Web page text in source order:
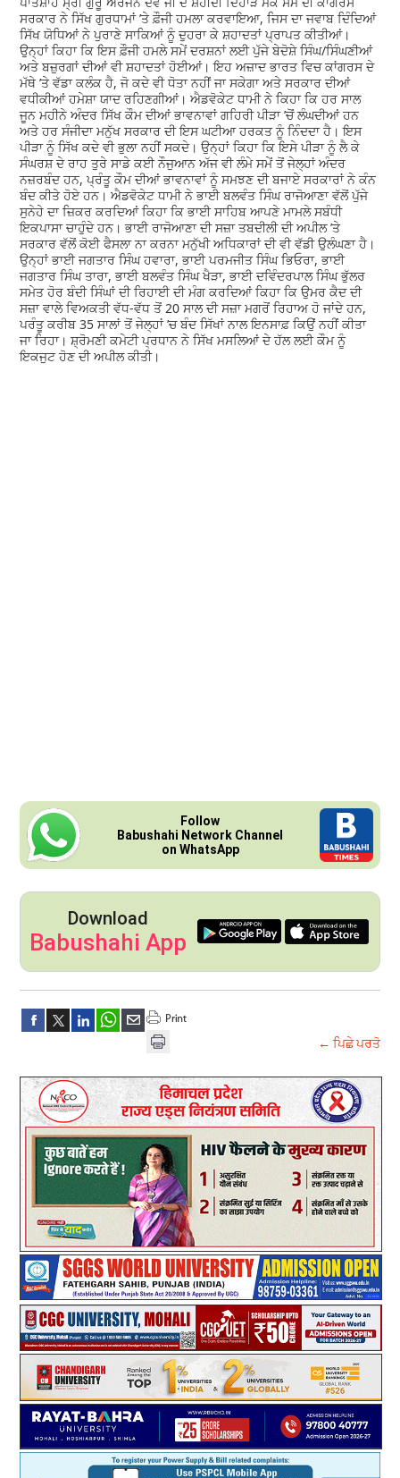
ਸਰਕਾਰ ਨੇ ਸਿੱਖ ਗੁਰਧਾਮਾਂ ’ਤੇ ਫ਼ੌਜੀ ਹਮਲਾ ਕਰਵਾਇਆ, ਜਿਸ ਦਾ ਜਵਾਬ ਦਿੰਦਿਆਂ
ਸਿੱਖ ਯੋਧਿਆਂ ਨੇ ਪੁਰਾਣੇ ਸਾਕਿਆਂ ਨੂੰ ਦੁਹਰਾ ਕੇ ਸ਼ਹਾਦਤਾਂ ਪ੍ਰਾਪਤ ਕੀਤੀਆਂ।
ਉਨ੍ਹਾਂ ਕਿਹਾ ਕਿ ਇਸ ਫ਼ੌਜੀ ਹਮਲੇ ਸਮੇਂ ਦਰਸ਼ਨਾਂ ਲਈ ਪੁੱਜੇ ਬੇਦੋਸ਼ੇ ਸਿੰਘ/ਸਿੰਘਣੀਆਂ
ਅਤੇ ਬਜ਼ੁਰਗਾਂ ਦੀਆਂ ਵੀ ਸ਼ਹਾਦਤਾਂ ਹੋਈਆਂ। ਇਹ ਅਜ਼ਾਦ ਭਾਰਤ ਵਿਚ ਕਾਂਗਰਸ ਦੇ
ਮੱਥੇ ’ਤੇ ਵੱਡਾ ਕਲੰਕ ਹੈ, ਜੋ ਕਦੇ ਵੀ ਧੋਤਾ ਨਹੀਂ ਜਾ ਸਕੇਗਾ ਅਤੇ ਸਰਕਾਰ ਦੀਆਂ
ਵਧੀਕੀਆਂ ਹਮੇਸ਼ਾ ਯਾਦ ਰਹਿਣਗੀਆਂ। ਐਡਵੋਕੇਟ ਧਾਮੀ ਨੇ ਕਿਹਾ ਕਿ ਹਰ ਸਾਲ
ਜੂਨ ਮਹੀਨੇ ਅੰਦਰ ਸਿੱਖ ਕੌਮ ਦੀਆਂ ਭਾਵਨਾਵਾਂ ਗਹਿਰੀ ਪੀੜਾ ’ਚੋਂ ਲੰਘਦੀਆਂ ਹਨ
ਅਤੇ ਹਰ ਸੰਜੀਦਾ ਮਨੁੱਖ ਸਰਕਾਰ ਦੀ ਇਸ ਘਟੀਆ ਹਰਕਤ ਨੂੰ ਨਿੰਦਦਾ ਹੈ। ਇਸ
ਪੀੜਾ ਨੂੰ ਸਿੱਖ ਕਦੇ ਵੀ ਭੁਲਾ ਨਹੀਂ ਸਕਦੇ। ਉਨ੍ਹਾਂ ਕਿਹਾ ਕਿ ਇਸੇ ਪੀੜਾ ਨੂੰ ਲੈ ਕੇ
ਸੰਘਰਸ਼ ਦੇ ਰਾਹ ਤੁਰੇ ਸਾਡੇ ਕਈ ਨੌਜੁਆਨ ਅੱਜ ਵੀ ਲੰਮੇ ਸਮੇਂ ਤੋਂ ਜੇਲ੍ਹਾਂ ਅੰਦਰ
ਨਜ਼ਰਬੰਦ ਹਨ, ਪ੍ਰੰਤੂ ਕੌਮ ਦੀਆਂ ਭਾਵਨਾਵਾਂ ਨੂੰ ਸਮਝਣ ਦੀ ਬਜਾਏ ਸਰਕਾਰਾਂ ਨੇ ਕੰਨ
ਬੰਦ ਕੀਤੇ ਹੋਏ ਹਨ। ਐਡਵੋਕੇਟ ਧਾਮੀ ਨੇ ਭਾਈ ਬਲਵੰਤ ਸਿੰਘ ਰਾਜੋਆਣਾ ਵੱਲੋਂ ਪੁੱਜੇ
ਸੁਨੇਹੇ ਦਾ ਜ਼ਿਕਰ ਕਰਦਿਆਂ ਕਿਹਾ ਕਿ ਭਾਈ ਸਾਹਿਬ ਆਪਣੇ ਮਾਮਲੇ ਸਬੰਧੀ
ਇਕਪਾਸਾ ਚਾਹੁੰਦੇ ਹਨ। ਭਾਈ ਰਾਜੋਆਣਾ ਦੀ ਸਜ਼ਾ ਤਬਦੀਲੀ ਦੀ ਅਪੀਲ ’ਤੇ
ਸਰਕਾਰ ਵੱਲੋਂ ਕੋਈ ਫੈਸਲਾ ਨਾ ਕਰਨਾ ਮਨੁੱਖੀ ਅਧਿਕਾਰਾਂ ਦੀ ਵੀ ਵੱਡੀ ਉਲੰਘਣਾ ਹੈ।
ਉਨ੍ਹਾਂ ਭਾਈ ਜਗਤਾਰ ਸਿੰਘ ਹਵਾਰਾ, ਭਾਈ ਪਰਮਜੀਤ ਸਿੰਘ ਭਿਓਰਾ, ਭਾਈ
ਜਗਤਾਰ ਸਿੰਘ ਤਾਰਾ, ਭਾਈ ਬਲਵੰਤ ਸਿੰਘ ਖੈੜਾ, ਭਾਈ ਦਵਿੰਦਰਪਾਲ ਸਿੰਘ ਭੁੱਲਰ
ਸਮੇਤ ਹੋਰ ਬੰਦੀ ਸਿੰਘਾਂ ਦੀ ਰਿਹਾਈ ਦੀ ਮੰਗ ਕਰਦਿਆਂ ਕਿਹਾ ਕਿ ਉਮਰ ਕੈਦ ਦੀ
ਸਜ਼ਾ ਵਾਲੇ ਵਿਅਕਤੀ ਵੱਧ-ਵੱਧ ਤੋਂ 20 ਸਾਲ ਦੀ ਸਜ਼ਾ ਮਗਰੋਂ ਰਿਹਾਅ ਹੋ ਜਾਂਦੇ ਹਨ,
ਪਰੰਤੂ ਕਰੀਬ 35 ਸਾਲਾਂ ਤੋਂ ਜੇਲ੍ਹਾਂ ’ਚ ਬੰਦ ਸਿੱਖਾਂ ਨਾਲ ਇਨਸਾਫ਼ ਕਿਉਂ ਨਹੀਂ ਕੀਤਾ
ਜਾ ਰਿਹਾ। ਸ਼੍ਰੋਮਣੀ ਕਮੇਟੀ ਪ੍ਰਧਾਨ ਨੇ ਸਿੱਖ ਮਸਲਿਆਂ ਦੇ ਹੱਲ ਲਈ ਕੌਮ ਨੂੰ
ਇਕਜੁਟ ਹੋਣ ਦੀ ਅਪੀਲ ਕੀਤੀ।
Follow
Babushahi Network Channel
on WhatsApp
Download
Babushahi App
← ਪਿਛੇ ਪਰਤੋ